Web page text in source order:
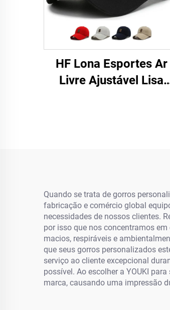
HF Lona Esportes Ar
Livre Ajustável Lisa
Quando se trata de gorros
fabricação e comércio global
necessidades de nossos clientes.
por isso que nos concentramos
macios, respiráveis e
que seus gorros personalizados
serviço ao cliente excepcional
possível. Ao escolher a YOUKI
marca, causando uma impressão